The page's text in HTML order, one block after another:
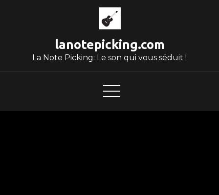
lanotepicking.com
La Note Picking: Le son qui vous séduit !